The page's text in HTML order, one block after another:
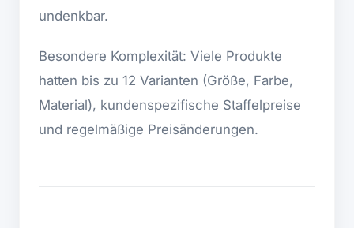
undenkbar.
Besondere Komplexität: Viele Produkte
hatten bis zu 12 Varianten (Größe, Farbe,
Material), kundenspezifische Staffelpreise
und regelmäßige Preisänderungen.